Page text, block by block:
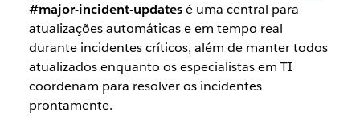
#major-incident-updatesé uma central para
atualizações automáticas e em tempo real
durante incidentes críticos, além de manter todos
atualizados enquanto os especialistas em TI
coordenam para resolver os incidentes
prontamente.